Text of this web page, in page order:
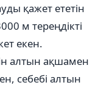
қажет ететін
м тереңдікті
екен.
алтын ақшамен
себебі алтын